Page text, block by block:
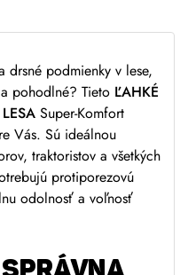
drsné podmienky v lese,
pohodlné? Tieto ĽAHKÉ
Super-Komfort
Vás. Sú ideálnou
traktoristov a všetkých
protiporezovú
odolnosť a voľnosť